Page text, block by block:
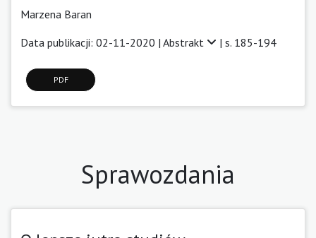
Marzena Baran
Data publikacji: 02-11-2020 | Abstrakt | s. 185-194
PDF
Sprawozdania